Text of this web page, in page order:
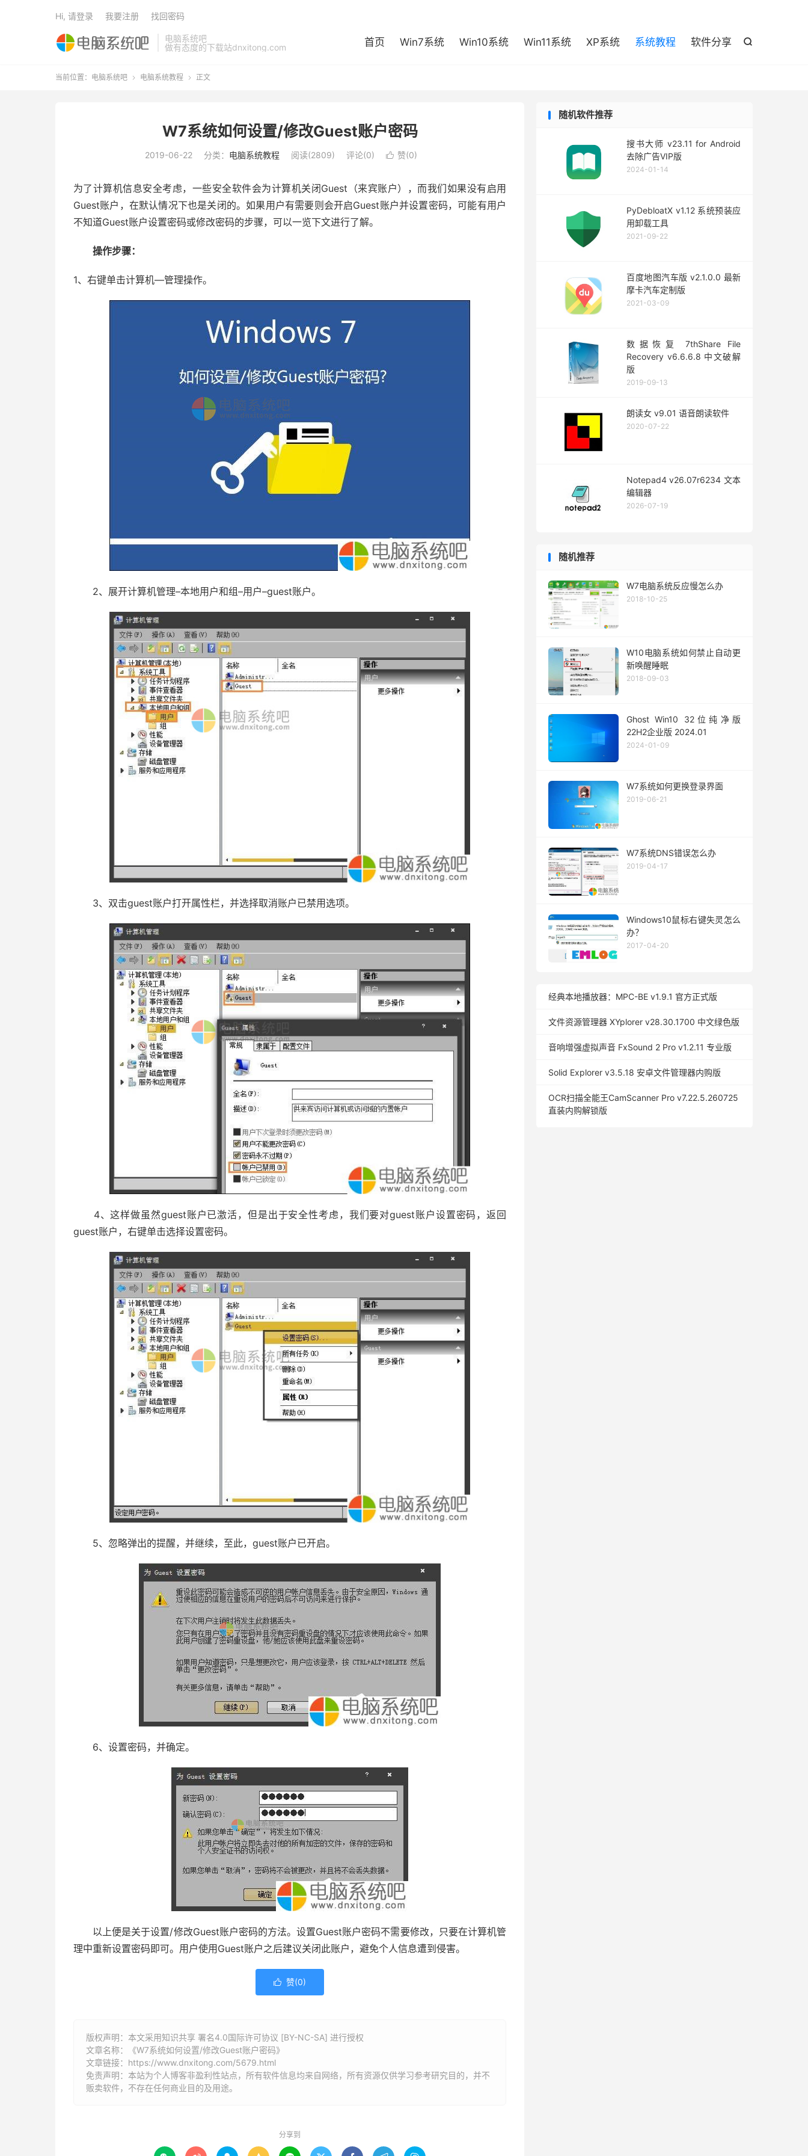
电脑系统吧
做有态度的下载站dnxitong.com

首页 Win7系统 Win10系统 Win11系统 XP系统 系统教程 软件分享
Hi, 请登录 我要注册 找回密码
当前位置： 电脑系统吧  电脑系统教程  正文
W7系统如何设置/修改Guest账户密码
2019-06-22 分类： 电脑系统教程 阅读(2809) 评论(0)  赞(0)
为了计算机信息安全考虑，一些安全软件会为计算机关闭Guest（来宾账户），而我们如果没有启用
Guest账户，在默认情况下也是关闭的。如果用户有需要则会开启Guest账户并设置密码，可能有用户
不知道Guest账户设置密码或修改密码的步骤，可以一览下文进行了解。
操作步骤：
1、右键单击计算机—管理操作。
2、展开计算机管理–本地用户和组–用户–guest账户。
3、双击guest账户打开属性栏，并选择取消账户已禁用选项。
4、这样做虽然guest账户已激活，但是出于安全性考虑，我们要对guest账户设置密码，返回
guest账户，右键单击选择设置密码。
5、忽略弹出的提醒，并继续，至此，guest账户已开启。
6、设置密码，并确定。
以上便是关于设置/修改Guest账户密码的方法。设置Guest账户密码不需要修改，只要在计算机管
理中重新设置密码即可。用户使用Guest账户之后建议关闭此账户，避免个人信息遭到侵害。
 赞(0)
版权声明：本文采用知识共享 署名4.0国际许可协议 [BY-NC-SA] 进行授权
文章名称：《W7系统如何设置/修改Guest账户密码》
文章链接： https://www.dnxitong.com/5679.html
免责声明：本站为个人博客非盈利性站点，所有软件信息均来自网络，所有资源仅供学习参考研究目的，并不
贩卖软件，不存在任何商业目的及用途。
分享到
随机软件推荐
搜书大师 v23.11 for Android
去除广告VIP版
2024-01-14
PyDebloatX v1.12 系统预装应
用卸载工具
2021-09-22
百度地图汽车版 v2.1.0.0 最新
摩卡汽车定制版
2021-03-09
数据恢复 7thShare File
Recovery v6.6.6.8 中文破解
版
2019-09-13
朗读女 v9.01 语音朗读软件
2020-07-22
Notepad4 v26.07r6234 文本
编辑器
2026-07-19
随机推荐
W7电脑系统反应慢怎么办
2018-10-25
W10电脑系统如何禁止自动更
新唤醒睡眠
2018-09-03
Ghost Win10 32位纯净版
22H2企业版 2024.01
2024-01-09
W7系统如何更换登录界面
2019-06-21
W7系统DNS错误怎么办
2019-04-17
Windows10鼠标右键失灵怎么
办？
2017-04-20
经典本地播放器：MPC-BE v1.9.1 官方正式版
文件资源管理器 XYplorer v28.30.1700 中文绿色版
音响增强虚拟声音 FxSound 2 Pro v1.2.11 专业版
Solid Explorer v3.5.18 安卓文件管理器内购版
OCR扫描全能王CamScanner Pro v7.22.5.260725
直装内购解锁版